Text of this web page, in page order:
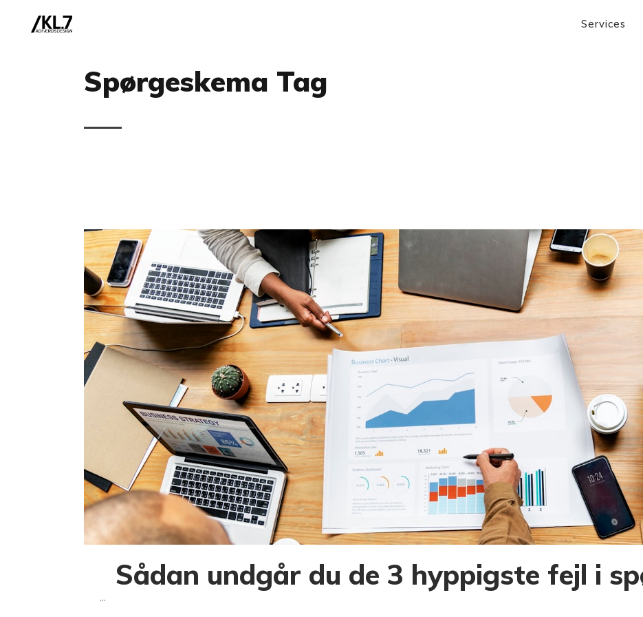
Services
Spørgeskema Tag
Sådan undgår du de 3 hyppigste fejl i
...